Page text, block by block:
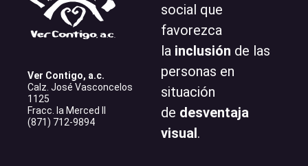
Ver Contigo, a.c.
Calz. José Vasconcelos
1125
Fracc. la Merced II
(871) 712-9894
social que
favorezca
la inclusión de las
personas en
situación
de desventaja
visual.